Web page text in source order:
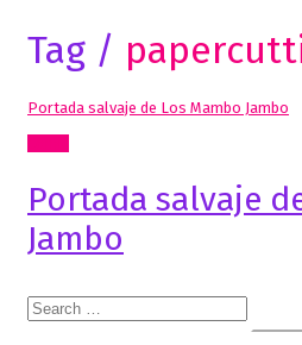
Tag /
Portada salvaje de Los Mambo Jambo
Portada salvaje
Jambo
Search
for: